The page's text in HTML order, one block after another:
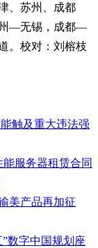
、苏州、成都
—无锡，成都—
。校对：刘榕枝
触及重大违法强
服务器租赁合同
美产品再加征
数字中国规划座